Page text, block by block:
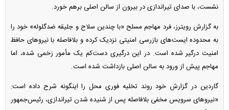
نشست، با صدای تیراندازی در بیرون از سالن اصلی برهم خورد.
به گزارش رویترز، فرد مهاجم مسلح «با چندین سلاح و جلیقه ضدگلوله» خود را
به محدوده ایست‌های بازرسی امنیتی نزدیک کرده و بلافاصله با نیرو‌های حافظ
امنیت درگیر شده است. در این درگیری دست‌کم یک مأمور زخمی شده، اما
مهاجم پیش از ورود به سالن اصلی بازداشت شده است.
گاردین در گزارش خود روند تخلیه فوری محل را اینگونه شرح داده است:
«نیرو‌های سرویس مخفی بلافاصله پس از شنیده شدن تیراندازی، رئیس‌جمهور